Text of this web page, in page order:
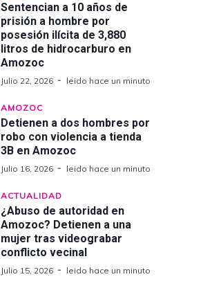
Sentencian a 10 años de
prisión a hombre por
posesión ilícita de 3,880
litros de hidrocarburo en
Amozoc
Julio 22, 2026 leido hace un minuto
AMOZOC
Detienen a dos hombres por
robo con violencia a tienda
3B en Amozoc
Julio 16, 2026 leido hace un minuto
ACTUALIDAD
¿Abuso de autoridad en
Amozoc? Detienen a una
mujer tras videograbar
conflicto vecinal
Julio 15, 2026 leido hace un minuto